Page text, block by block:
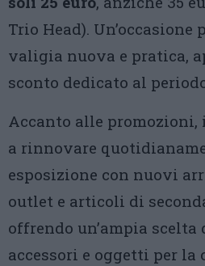
Trio Head).
valigia nuova e pratica,
sconto dedicato al
Accanto alle
a rinnovare
esposizione con nuovi
outlet e articoli di
offrendo un’ampia
accessori e oggetti per la